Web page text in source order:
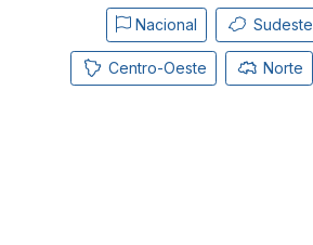
Nacional Sudeste
Centro-Oeste Norte